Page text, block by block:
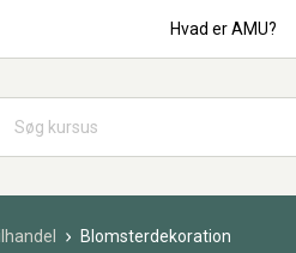
Hvad er AMU?
Blomsterdekoration